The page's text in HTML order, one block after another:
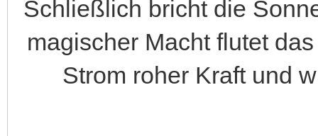
Schließlich bricht die
magischer Macht flutet
Strom roher Kraft und